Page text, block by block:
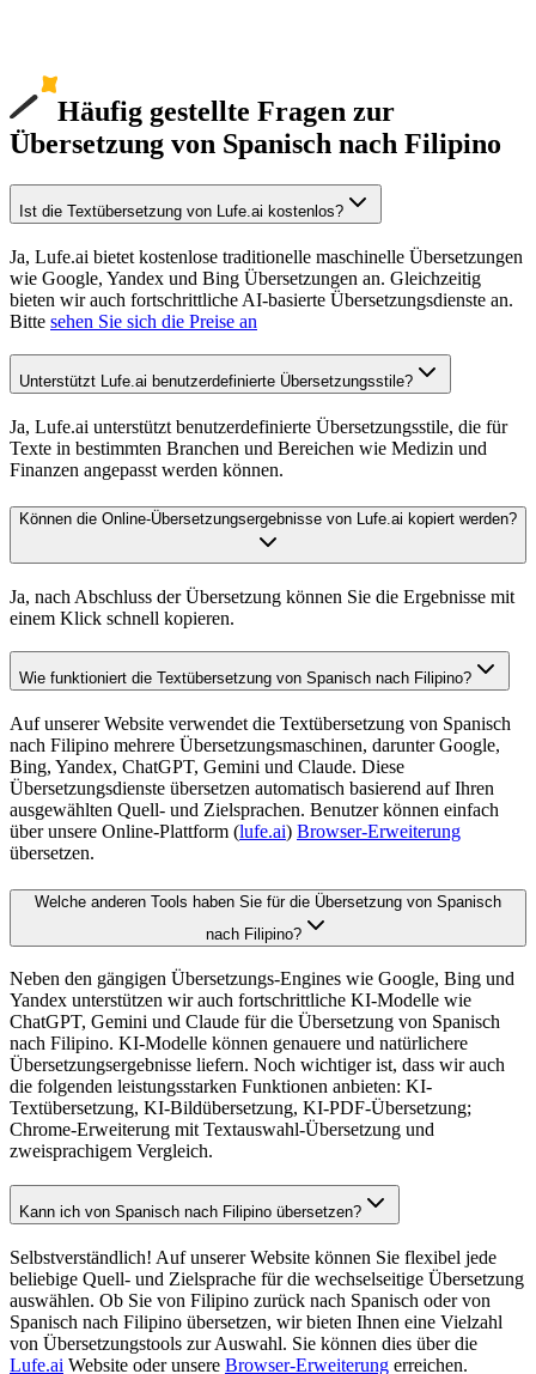
Häufig gestellte Fragen zur
Übersetzung von Spanisch nach Filipino
Ist die Textübersetzung von Lufe.ai kostenlos?
Ja, Lufe.ai bietet kostenlose traditionelle maschinelle Übersetzungen
wie Google, Yandex und Bing Übersetzungen an. Gleichzeitig
bieten wir auch fortschrittliche AI-basierte Übersetzungsdienste an.
Bitte sehen Sie sich die Preise an
Unterstützt Lufe.ai benutzerdefinierte Übersetzungsstile?
Ja, Lufe.ai unterstützt benutzerdefinierte Übersetzungsstile, die für
Texte in bestimmten Branchen und Bereichen wie Medizin und
Finanzen angepasst werden können.
Können die Online-Übersetzungsergebnisse von Lufe.ai kopiert werden?
Ja, nach Abschluss der Übersetzung können Sie die Ergebnisse mit
einem Klick schnell kopieren.
Wie funktioniert die Textübersetzung von Spanisch nach Filipino?
Auf unserer Website verwendet die Textübersetzung von Spanisch
nach Filipino mehrere Übersetzungsmaschinen, darunter Google,
Bing, Yandex, ChatGPT, Gemini und Claude. Diese
Übersetzungsdienste übersetzen automatisch basierend auf Ihren
ausgewählten Quell- und Zielsprachen. Benutzer können einfach
über unsere Online-Plattform (lufe.ai) Browser-Erweiterung
übersetzen.
Welche anderen Tools haben Sie für die Übersetzung von Spanisch
nach Filipino?
Neben den gängigen Übersetzungs-Engines wie Google, Bing und
Yandex unterstützen wir auch fortschrittliche KI-Modelle wie
ChatGPT, Gemini und Claude für die Übersetzung von Spanisch
nach Filipino. KI-Modelle können genauere und natürlichere
Übersetzungsergebnisse liefern. Noch wichtiger ist, dass wir auch
die folgenden leistungsstarken Funktionen anbieten: KI-
Textübersetzung, KI-Bildübersetzung, KI-PDF-Übersetzung;
Chrome-Erweiterung mit Textauswahl-Übersetzung und
zweisprachigem Vergleich.
Kann ich von Spanisch nach Filipino übersetzen?
Selbstverständlich! Auf unserer Website können Sie flexibel jede
beliebige Quell- und Zielsprache für die wechselseitige Übersetzung
auswählen. Ob Sie von Filipino zurück nach Spanisch oder von
Spanisch nach Filipino übersetzen, wir bieten Ihnen eine Vielzahl
von Übersetzungstools zur Auswahl. Sie können dies über die
Lufe.ai Website oder unsere Browser-Erweiterung erreichen.